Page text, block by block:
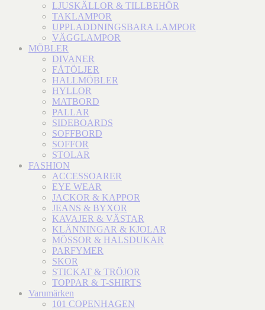
LJUSKÄLLOR & TILLBEHÖR
TAKLAMPOR
UPPLADDNINGSBARA LAMPOR
VÄGGLAMPOR
MÖBLER
DIVANER
FÅTÖLJER
HALLMÖBLER
HYLLOR
MATBORD
PALLAR
SIDEBOARDS
SOFFBORD
SOFFOR
STOLAR
FASHION
ACCESSOARER
EYE WEAR
JACKOR & KAPPOR
JEANS & BYXOR
KAVAJER & VÄSTAR
KLÄNNINGAR & KJOLAR
MÖSSOR & HALSDUKAR
PARFYMER
SKOR
STICKAT & TRÖJOR
TOPPAR & T-SHIRTS
Varumärken
101 COPENHAGEN